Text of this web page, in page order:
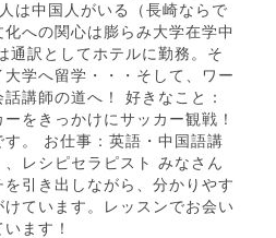
は中国人がいる（長崎ならで
への関心は膨らみ大学在学中
通訳としてホテルに勤務。そ
学へ留学・・・そして、ワー
講師の道へ！ 好きなこと：
をきっかけにサッカー観戦！
。 お仕事：英語・中国語講
レシピセラピスト みなさん
引き出しながら、分かりやす
けています。レッスンでお会い
ます！